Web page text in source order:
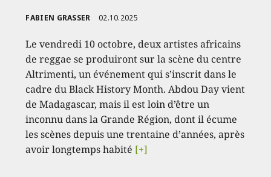
FABIEN GRASSER 02.10.2025
Le vendredi 10 octobre, deux artistes africains
de reggae se produiront sur la scène du centre
Altrimenti, un événement qui s’inscrit dans le
cadre du Black History Month. Abdou Day vient
de Madagascar, mais il est loin d’être un
inconnu dans la Grande Région, dont il écume
les scènes depuis une trentaine d’années, après
avoir longtemps habité [+]